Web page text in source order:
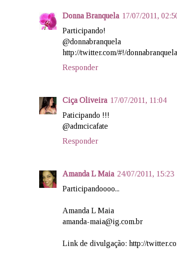
Donna Branquela 17/07/2011,
Participando!
@donnabranquela
http://twitter.com/#!/
Responder
Ciça Oliveira 17/07/2011, 11:04
Paticipando !!!
@admcicafate
Responder
Amanda L Maia 24/07/2011, 15:23
Participandoooo...
Amanda L Maia
amanda-maia@ig.com.br
Link de divulgação: http://